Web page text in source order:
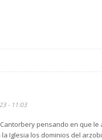
- 11:03
pensando en que
Iglesia los dominios del